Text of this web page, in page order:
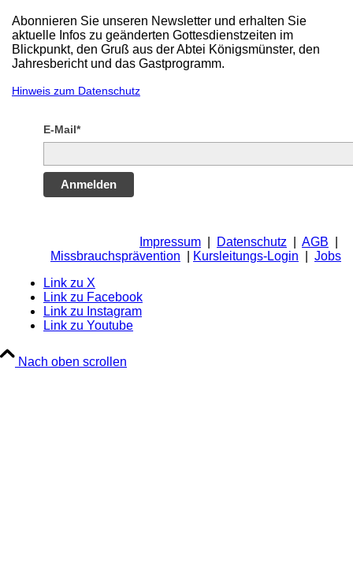
Abonnieren Sie unseren Newsletter und erhalten Sie
aktuelle Infos zu geänderten Gottesdienstzeiten im
Blickpunkt, den Gruß aus der Abtei Königsmünster, den
Jahresbericht und das Gastprogramm.
Hinweis zum Datenschutz
E-Mail*
Anmelden
Impressum Datenschutz AGB
Missbrauchsprävention
Kursleitungs-Login
Jobs
Link zu X
Link zu Facebook
Link zu Instagram
Link zu Youtube
Nach oben scrollen